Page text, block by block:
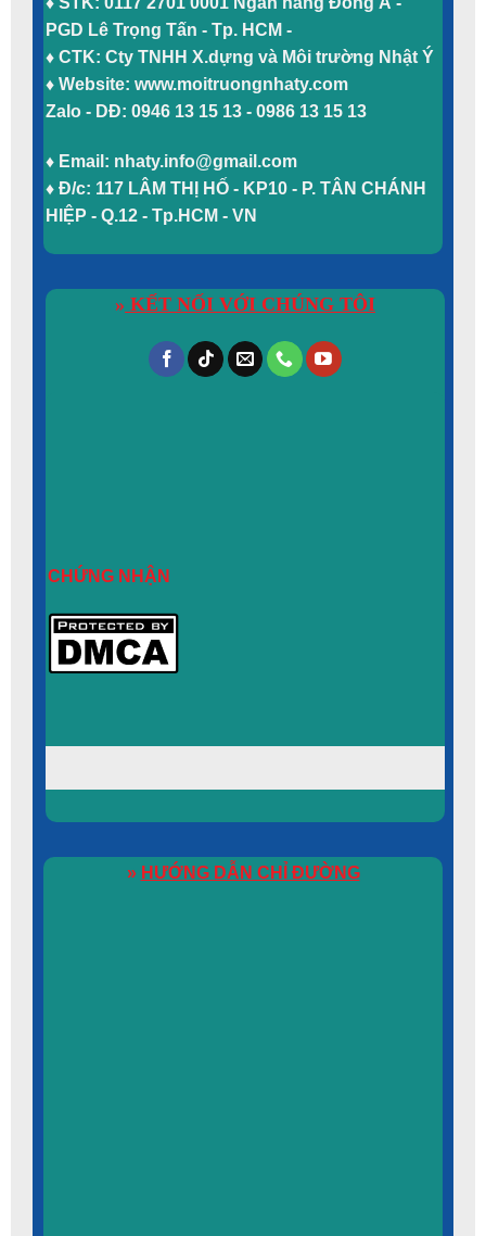
PGD Lê Trọng Tấn - Tp. HCM -
♦ CTK: Cty TNHH X.dựng và Môi trường Nhật Ý
♦ Website: www.moitruongnhaty.com
Zalo - DĐ: 0946 13 15 13 - 0986 13 15 13
♦ Email: nhaty.info@gmail.com
♦ Đ/c: 117 LÂM THỊ HỐ - KP10 - P. TÂN CHÁNH
HIỆP - Q.12 - Tp.HCM - VN
» KẾT NỐI VỚI CHÚNG TÔI
CHỨNG NHẬN
» HƯỚNG DẪN CHỈ ĐƯỜNG